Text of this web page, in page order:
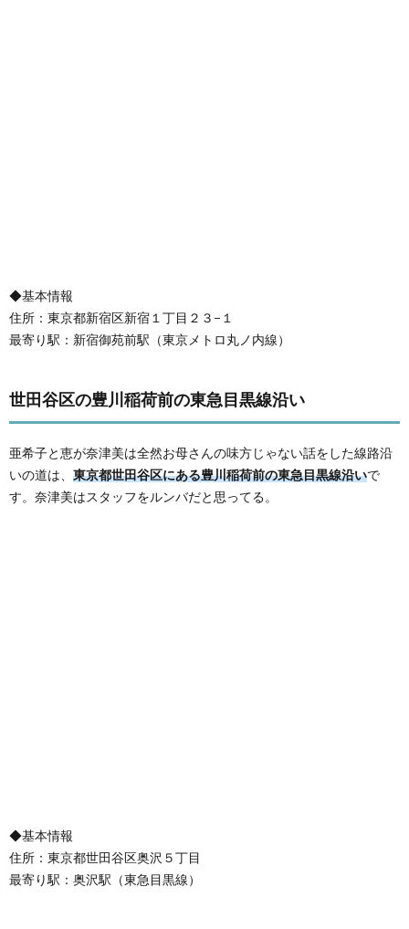
◆基本情報
住所：東京都新宿区新宿１丁目２３−１
最寄り駅：新宿御苑前駅（東京メトロ丸ノ内線）
世田谷区の豊川稲荷前の東急目黒線沿い
亜希子と恵が奈津美は全然お母さんの味方じゃない話をした線路沿
いの道は、 東京都世田谷区にある豊川稲荷前の東急目黒線沿いで
す。奈津美はスタッフをルンバだと思ってる。
◆基本情報
住所：東京都世田谷区奥沢５丁目
最寄り駅：奥沢駅（東急目黒線）